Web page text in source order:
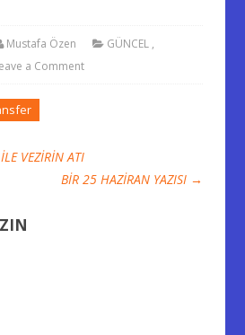
Mustafa Özen GÜNCEL ,
a Comment
VEZİRİN ATI
BİR 25 HAZİRAN YAZISI →